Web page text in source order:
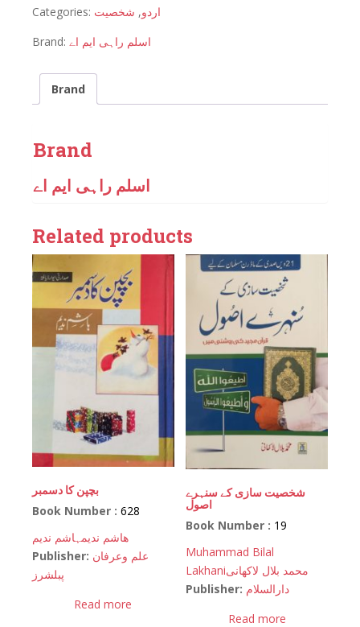
Categories: اردو, شخصیت
Brand: اسلم راہی ایم اے
Brand
Brand
اسلم راہی ایم اے
Related products
بچپن کا دسمبر
Book Number : 628
ھاشم ندیمہاشم ندیم
Publisher: علم وعرفان
پبلشرز
Read more
شخصیت سازی کے سنہرے
اصول
Book Number : 19
Muhammad Bilal
Lakhaniمحمد بلال لاکھانی
Publisher: دارالسلام
Read more